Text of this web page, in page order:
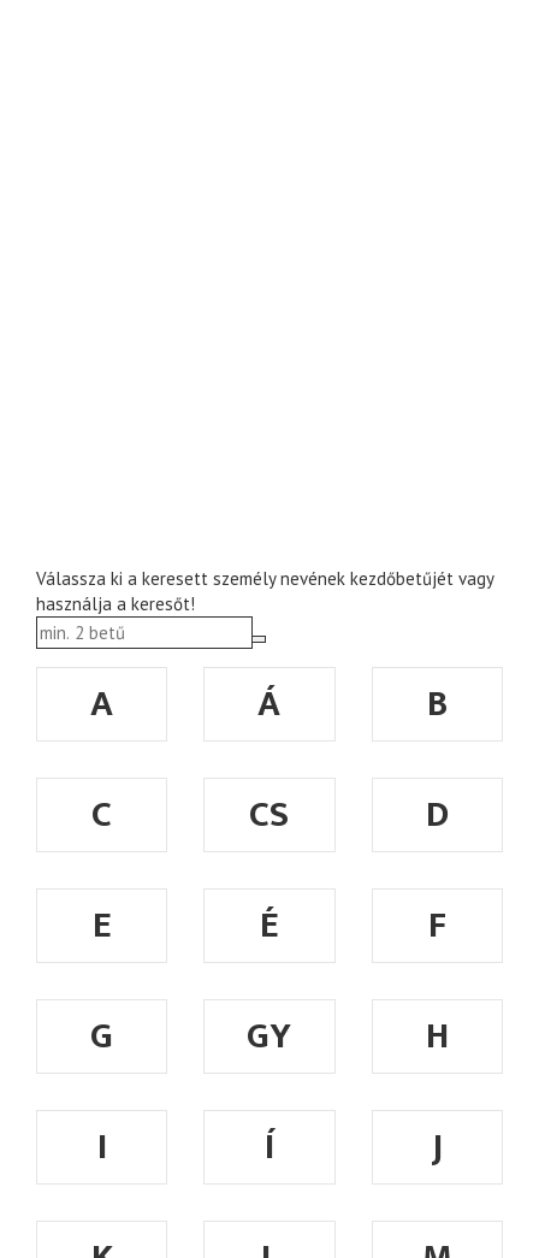
Válassza ki a keresett személy nevének kezdőbetűjét vagy
használja a keresőt!
A Á
B
C
CS
D
E
É
F
G
GY
H
I
Í
J